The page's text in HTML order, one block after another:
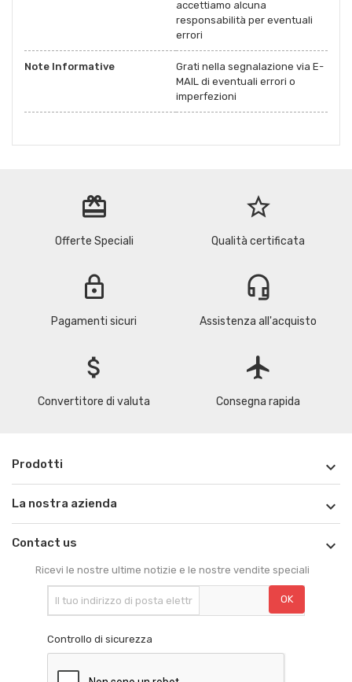
accettiamo alcuna
responsabilità per eventuali
errori
Note Informative
Grati nella segnalazione via E-
MAIL di eventuali errori o
imperfezioni
redeem
Offerte Speciali
star_border
Qualità certificata
lock
Pagamenti sicuri
headset_mic
Assistenza all'acquisto
attach_money
Convertitore di valuta
flight
Consegna rapida
Prodotti 
La nostra azienda 
Contact us 
Ricevi le nostre ultime notizie e le nostre vendite speciali
Controllo di sicurezza